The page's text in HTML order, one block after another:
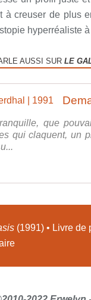
à creuser de plus
hyperréaliste
AUSSI SUR LE
que
qui claquent, un
(1991) • Livre de